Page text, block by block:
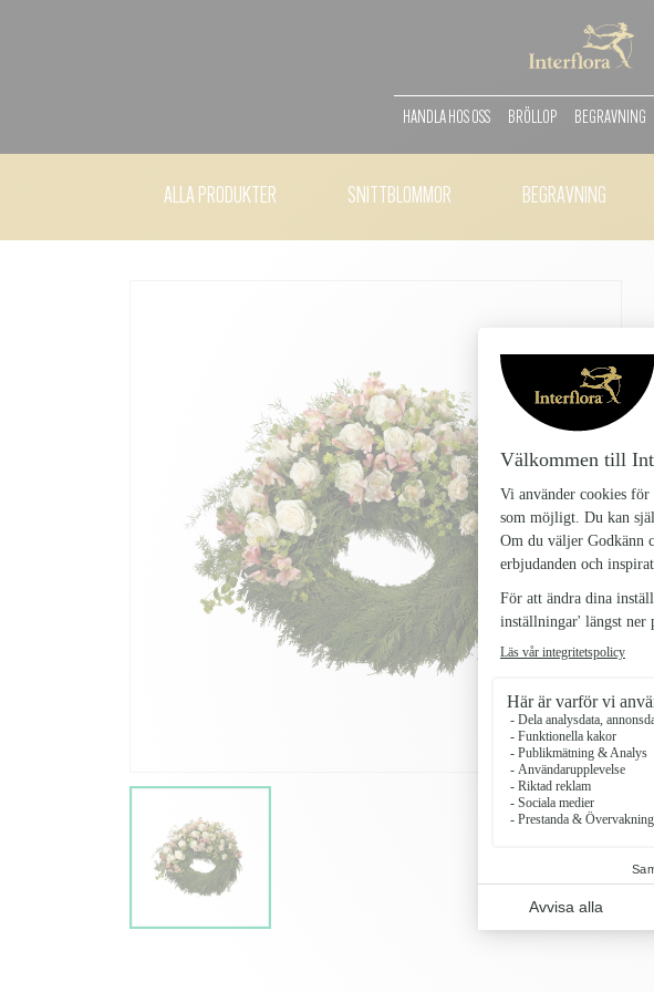
HANDLA HOS OSS BRÖLLOP BEGRAVNING
ALLA PRODUKTER SNITTBLOMMOR BEGRAVNING